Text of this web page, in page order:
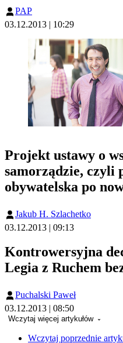
PAP
03.12.2013 | 10:29
Projekt ustawy o
samorządzie, czyli
obywatelska po
Jakub H. Szlachetko
03.12.2013 | 09:13
Kontrowersyjna
Legia z Ruchem
Puchalski Paweł
03.12.2013 | 08:50
Wczytaj więcej artykułów
Wczytaj poprzednie